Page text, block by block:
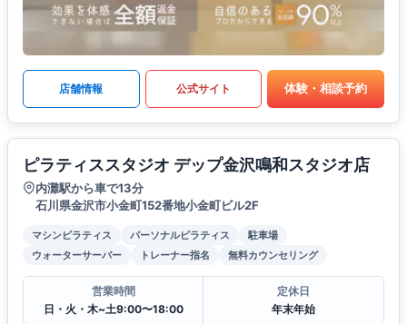
店舗情報 公式サイト 体験・相談予約
ピラティススタジオ デップ金沢鳴和スタジオ店
内灘駅から車で13分
石川県金沢市小金町152番地小金町ビル2F
マシンピラティス パーソナルピラティス
駐車場
ウォーターサーバー
トレーナー指名 無料カウンセリング
営業時間
日・火・木~土9:00〜18:00
定休日
年末年始